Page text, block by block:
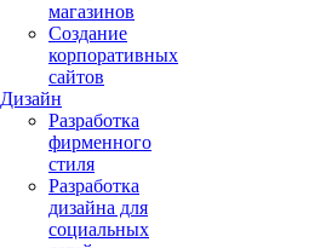
магазинов
Создание
корпоративных
сайтов
Дизайн
Разработка
фирменного
стиля
Разработка
дизайна для
социальных